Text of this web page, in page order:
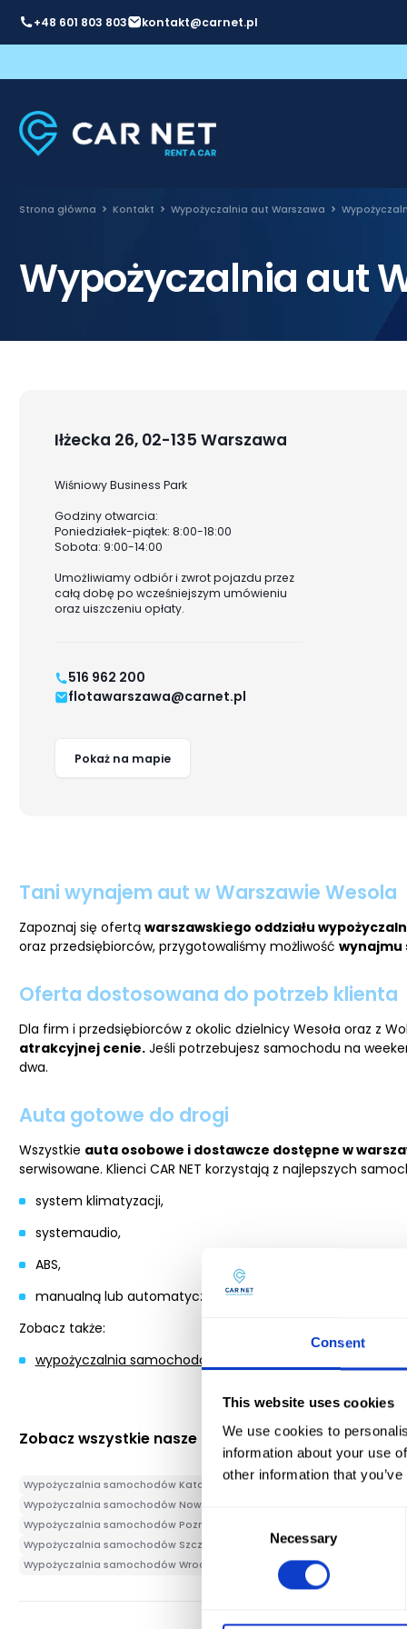
Consent
This website uses cookies
We use cookies to
information about your use
other information that
Necessary
+48 601 803 803 kontakt@carnet.pl
Strona główna Kontakt Wypożyczalnia aut Warszawa
Wypożyczalnia aut
Iłżecka 26, 02-135 Warszawa
Wiśniowy Business Park
Godziny otwarcia:
Poniedziałek-piątek: 8:00-18:00
Sobota: 9:00-14:00
Umożliwiamy odbiór i zwrot pojazdu przez
całą dobę po wcześniejszym umówieniu
oraz uiszczeniu opłaty.
516 962 200
flotawarszawa@carnet.pl
Pokaż na mapie
Tani wynajem aut w Warszawie Wesola
Zapoznaj się ofertą warszawskiego oddziału
oraz przedsiębiorców, przygotowaliśmy możliwość wynajmu
Oferta dostosowana do potrzeb klienta
Dla firm i przedsiębiorców z okolic dzielnicy Wesoła oraz z
atrakcyjnej cenie. Jeśli potrzebujesz samochodu na
dwa.
Auta gotowe do drogi
Wszystkie auta osobowe i dostawcze dostępne w
serwisowane. Klienci CAR NET korzystają z najlepszych
system klimatyzacji,
systemaudio,
ABS,
manualną lub automatyczną skrzynie biegów.
Zobacz także:
wypożyczalnia samochodów Warszawa.
Zobacz wszystkie nasze oddziały:
Wypożyczalnia samochodów Katowice
Wypożyczalnia samochodów
Wypożyczalnia samochodów Nowy Targ
Wypożyczalnia samochodów Poznań
Wypożyczalnia samochodów Szczecin
Wypożyczalnia samochodów
Wypożyczalnia samochodów Wrocław
Wypożyczalnia samochodów